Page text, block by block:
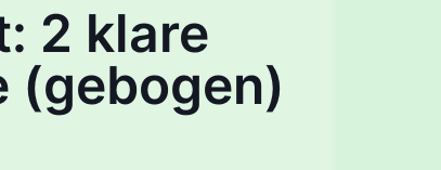
2 klare
(gebogen)